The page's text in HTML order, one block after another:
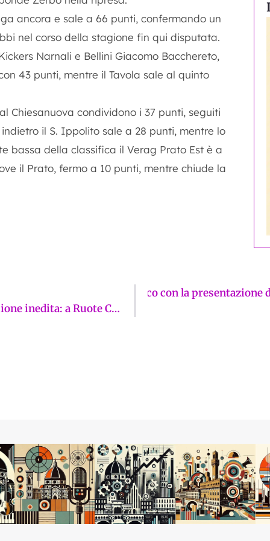
ancora e sale a 66 punti, confermando un
nel corso della stagione fin qui disputata.
Narnali e Bellini Giacomo Bacchereto,
43 punti, mentre il Tavola sale al quinto
Chiesanuova condividono i 37 punti, seguiti
il S. Ippolito sale a 28 punti, mentre lo
bassa della classifica il Verag Prato Est è a
il Prato, fermo a 10 punti, mentre chiude la
Il caso Buenos Aires raccontato in una versione inedita: a Ruote Classiche Club Prato proiezione del docu-film su Ignazio Giunti
Space un momento benefico con la presentazione